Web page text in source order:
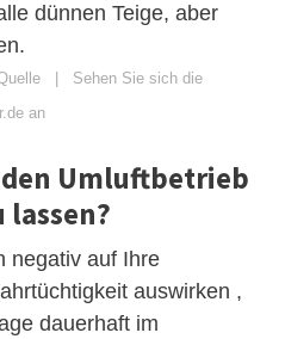
dünnen Teige, aber
| Sehen Sie sich die
an
Umluftbetrieb
negativ auf Ihre
auswirken ,
dauerhaft im